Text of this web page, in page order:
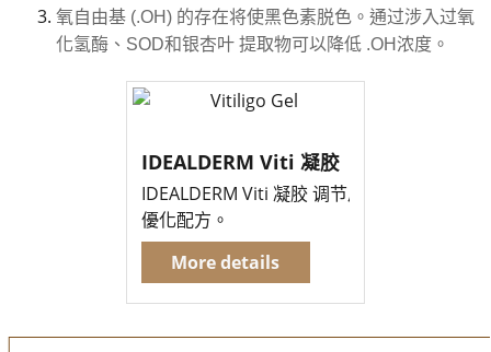
氧自由基 (.OH) 的存在将使黑色素脱色。通过涉入过氧
化氢酶、SOD和银杏叶 提取物可以降低 .OH浓度。
IDEALDERM Viti 凝胶
IDEALDERM Viti 凝胶 调节皮肤色素
優化配方。
More details